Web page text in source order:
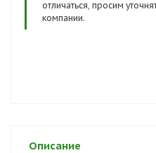
отличаться, просим
компании.
Описание